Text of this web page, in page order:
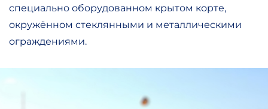
специально оборудованном крытом корте,
окружённом стеклянными и металлическими
ограждениями.